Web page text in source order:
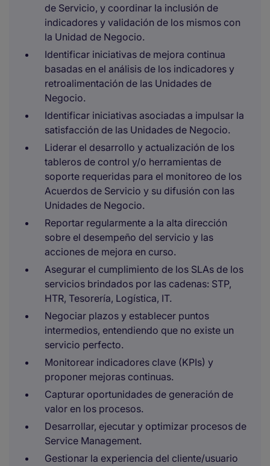
de Servicio, y coordinar la inclusión de
indicadores y validación de los mismos con
la Unidad de Negocio.​
Identificar iniciativas de mejora continua
basadas en el análisis de los indicadores y
retroalimentación de las Unidades de
Negocio.​
Identificar iniciativas asociadas a impulsar la
satisfacción de las Unidades de Negocio. ​
Liderar el desarrollo y actualización de los
tableros de control y/o herramientas de
soporte requeridas para el monitoreo de los
Acuerdos de Servicio y su difusión con las
Unidades de Negocio. ​
Reportar regularmente a la alta dirección
sobre el desempeño del servicio y las
acciones de mejora en curso.
Asegurar el cumplimiento de los SLAs de los
servicios brindados por las cadenas: STP,
HTR, Tesorería, Logística, IT.​
Negociar plazos y establecer puntos
intermedios, entendiendo que no existe un
servicio perfecto.​
Monitorear indicadores clave (KPIs) y
proponer mejoras continuas.​
Capturar oportunidades de generación de
valor en los procesos.​
Desarrollar, ejecutar y optimizar procesos de
Service Management.​
Gestionar la experiencia del cliente/usuario